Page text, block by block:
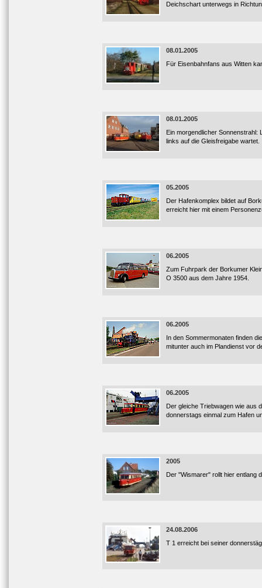
Deichschart unterwegs in
08.01.2005
Für Eisenbahnfans aus Witten
08.01.2005
Ein morgendlicher
links auf die Gleisfreigabe wartet.
05.2005
Der Hafenkomplex bildet auf
erreicht hier mit einem
06.2005
Zum Fuhrpark der Borkumer
O 3500 aus dem Jahre 1954.
06.2005
In den Sommermonaten finden
mitunter auch im Plandienst vor
06.2005
Der gleiche Triebwagen wie aus
donnerstags einmal zum Hafen
2005
Der "Wismarer" rollt hier entlang
24.08.2006
T 1 erreicht bei seiner